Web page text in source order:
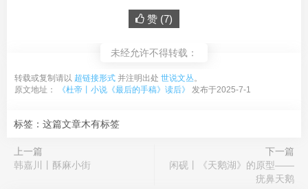
赞 (7)
未经允许不得转载：
转载或复制请以 超链接形式 并注明出处 世说文丛。
原文地址：
《杜帝丨小说《最后的手稿》读后》 发布于2025-7-1
标签：这篇文章木有标签
上一篇
韩嘉川丨酥麻小街
下一篇
闲砚丨《天鹅湖》的原型——
疣鼻天鹅